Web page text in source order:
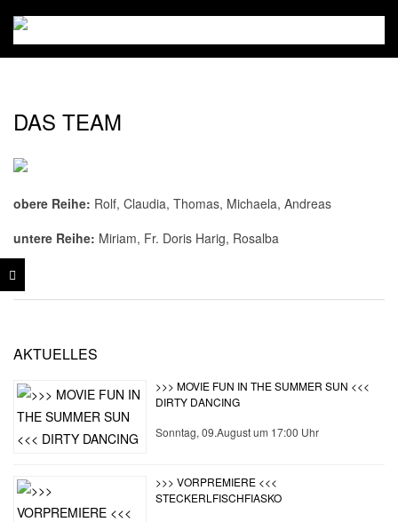
content
Kino
MenuDAS TEAM
obere Reihe: Rolf, Claudia, Thomas, Michaela, Andreas
untere Reihe: Miriam, Fr. Doris Harig, Rosalba
09
AKTUELLES
>>> MOVIE FUN IN THE SUMMER SUN <<<
DIRTY DANCING
Sonntag, 09.August um 17:00 Uhr
>>> VORPREMIERE <<<
STECKERLFISCHFIASKO